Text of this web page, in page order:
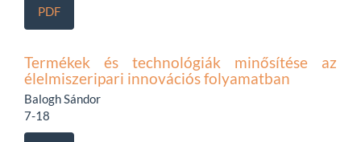
PDF
Termékek és technológiák minősítése az
élelmiszeripari innovációs folyamatban
Balogh Sándor
7-18